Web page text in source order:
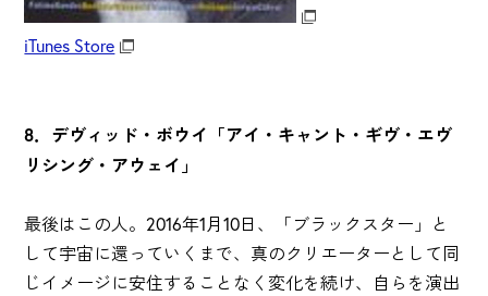
iTunes Store
8．デヴィッド・ボウイ「アイ・キャント・ギヴ・エヴ
リシング・アウェイ」
最後はこの人。2016年1月10日、「ブラックスター」と
して宇宙に還っていくまで、真のクリエーターとして同
じイメージに安住することなく変化を続け、自らを演出